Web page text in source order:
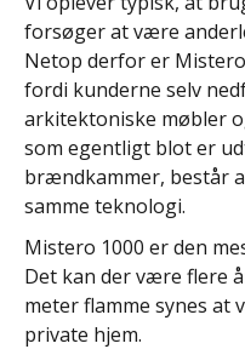
forsøger at være
Netop derfor er
fordi kunderne selv
arkitektoniske møbler
som egentligt blot er
brændkammer, består
samme teknologi.
Mistero 1000 er den
Det kan der være flere
meter flamme synes at
private hjem.